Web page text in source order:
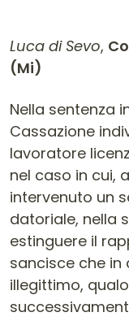
Luca di Sevo,
(Mi)
Nella sentenza
Cassazione
lavoratore
nel caso in cui,
intervenuto un
datoriale, nella
estinguere il
sancisce che in
illegittimo,